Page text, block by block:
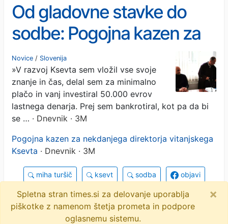
Od gladovne stavke do
sodbe: Pogojna kazen za
nekdanjega direktorja
Ksevta
Novice / Slovenija
»V razvoj Ksevta sem vložil vse svoje
znanje in čas, delal sem za minimalno
plačo in vanj investiral 50.000 evrov
lastnega denarja. Prej sem bankrotiral, kot pa da bi
se … · Dnevnik · 3M
Pogojna kazen za nekdanjega direktorja vitanjskega
Ksevta · Dnevnik · 3M
miha turšič ksevt sodba objavi
tvitaj
2 novici
Spletna stran times.si za delovanje uporablja
piškotke z namenom štetja prometa in podpore
oglasnemu sistemu.
×